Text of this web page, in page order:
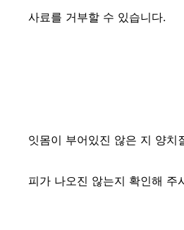
사료를 거부할 수 있습니다.
잇몸이 부어있진 않은 지 양치
피가 나오진 않는지 확인해 주